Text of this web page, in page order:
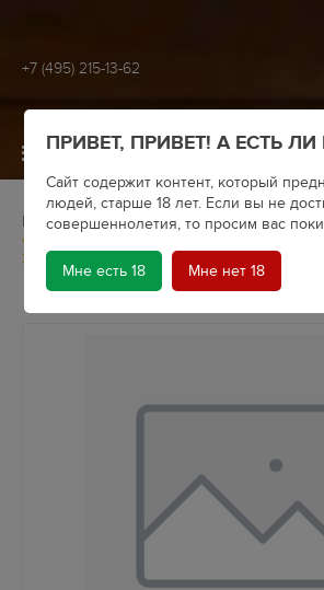
+7 (495) 215-13-62
МЕНЮ
Главная Крафтовое пиво
Экспериментариум вер. 95, бут. 0,5л
ПРИВЕТ, ПРИВЕТ! А ЕСТЬ ЛИ
Сайт содержит контент, который
людей, старше 18 лет. Если вы не
совершеннолетия, то просим вас
Мне есть 18 Мне нет 18